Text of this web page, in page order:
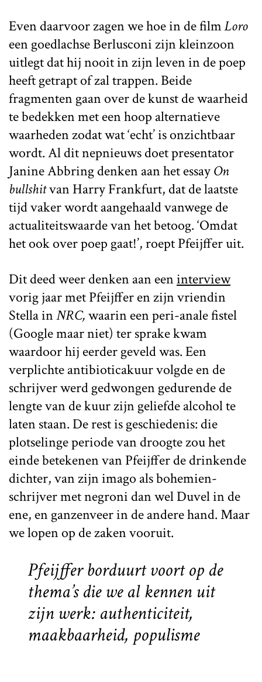
Even daarvoor zagen we hoe in de filmLoro
een goedlachse Berlusconi zijn kleinzoon
uitlegt dat hij nooit in zijn leven in de poep
heeft getrapt of zal trappen. Beide
fragmenten gaan over de kunst de waarheid
te bedekken met een hoop alternatieve
waarheden zodat wat ‘echt’ is onzichtbaar
wordt. Al dit nepnieuws doet presentator
Janine Abbring denken aan het essayOn
bullshitvan Harry Frankfurt, dat de laatste
tijd vaker wordt aangehaald vanwege de
actualiteitswaarde van het betoog. ‘Omdat
het ook over poep gaat!’, roept Pfeijffer uit.
Dit deed weer denken aan eeninterview
vorig jaar met Pfeijffer en zijn vriendin
Stella inNRC,waarin een peri-anale fistel
(Google maar niet) ter sprake kwam
waardoor hij eerder geveld was. Een
verplichte antibioticakuur volgde en de
schrijver werd gedwongen gedurende de
lengte van de kuur zijn geliefde alcohol te
laten staan. De rest is geschiedenis: die
plotselinge periode van droogte zou het
einde betekenen van Pfeijffer de drinkende
dichter, van zijn imago als bohemien-
schrijver met negroni dan wel Duvel in de
ene, en ganzenveer in de andere hand. Maar
we lopen op de zaken vooruit.
Pfeijffer borduurt voort op de
thema’s die we al kennen uit
zijn werk: authenticiteit,
maakbaarheid, populisme